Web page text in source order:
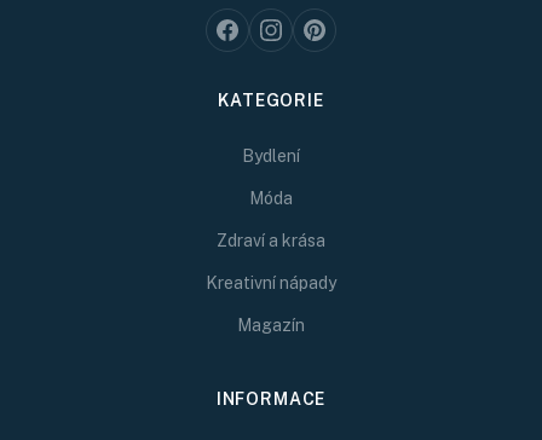
KATEGORIE
Bydlení
Móda
Zdraví a krása
Kreativní nápady
Magazín
INFORMACE